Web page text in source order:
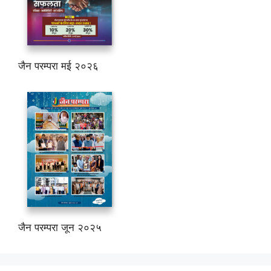
जैन परम्परा मई २०२६
जैन परम्परा जून २०२५